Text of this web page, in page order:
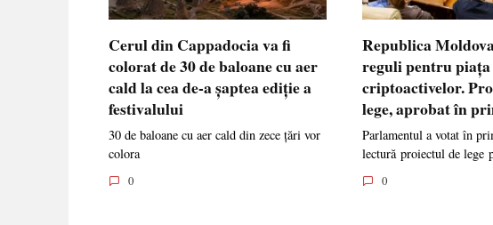
Cerul din Cappadocia va fi
colorat de 30 de baloane cu aer
cald la cea de-a șaptea ediție a
festivalului
30 de baloane cu aer cald din zece țări vor
colora
0
Republica
reguli pentru piața
criptoactivelor.
lege, aprobat în
Parlamentul a votat în
lectură proiectul de lege
0